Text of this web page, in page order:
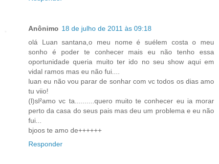
Anônimo 18 de julho de 2011 às 09:18
olá Luan santana,o meu nome é suélem costa o meu
sonho é poder te conhecer mais eu não tenho essa
oportunidade queria muito ter ido no seu show aqui em
vidal ramos mas eu não fui....
luan eu não vou parar de sonhar com vc todos os dias amo
tu viio!
(l)sl²amo vc ta..........quero muito te conhecer eu ia morar
perto da casa do seus pais mas deu um problema e eu não
fui...
bjoos te amo de++++++
Responder